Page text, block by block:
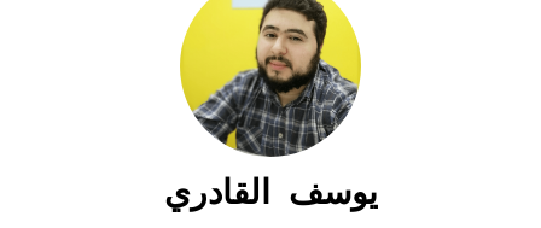
يوسف القادري